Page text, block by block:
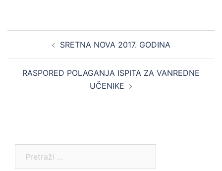
navigationSRETNA NOVA 2017. GODINA
RASPORED POLAGANJA ISPITA ZA VANREDNE
UČENIKE